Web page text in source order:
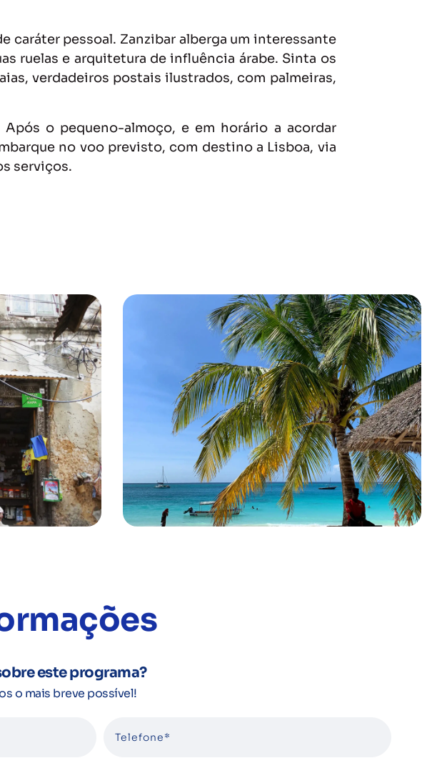
caráter pessoal. Zanzibar alberga um interessante
ruelas e arquitetura de influência árabe. Sinta os
verdadeiros postais ilustrados, com palmeiras,
Após o pequeno-almoço, e em horário a acordar
no voo previsto, com destino a Lisboa, via
serviços.
este programa?
o mais breve possível!